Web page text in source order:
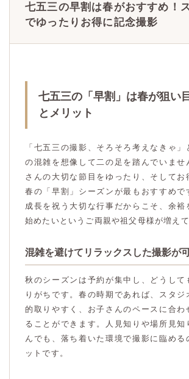
七五三の早割は春がおすすめ！
でゆったりお得に記念撮影
七五三の「早割」は春が狙い
とメリット
「七五三の撮影、そろそろ考えなきゃ」
の混雑を想像して二の足を踏んでいませ
さんの大切な節目をゆったり、そしてお
春の「早割」シーズンが最もおすすめで
成長を祝う大切な行事だからこそ、余裕
始めたいというご両親や祖父母様が増えて
混雑を避けてリラックスした撮影が
秋のシーズンは予約が集中し、どうして
りがちです。春の時期であれば、スタジ
的取りやすく、お子さんのペースに合わ
ることができます。人見知りや場所見知
んでも、落ち着いた環境で撮影に臨める
ットです。